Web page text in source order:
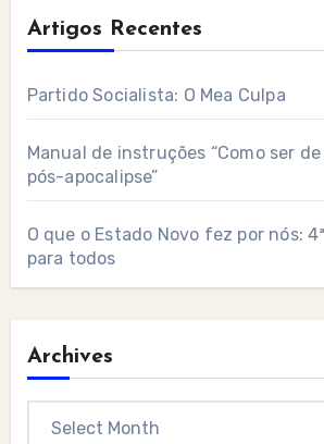
Artigos Recentes
Partido Socialista: O Mea Culpa
Manual de instruções “Como ser
pós-apocalipse”
O que o Estado Novo fez por nós:
para todos
Archives